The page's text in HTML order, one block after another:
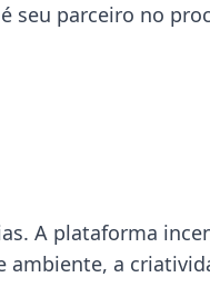
seu parceiro no
A plataforma
a